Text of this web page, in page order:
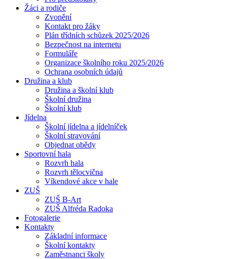
Žáci a rodiče
Zvonění
Kontakt pro žáky
Plán třídních schůzek 2025/2026
Bezpečnost na internetu
Formuláře
Organizace školního roku 2025/2026
Ochrana osobních údajů
Družina a klub
Družina a školní klub
Školní družina
Školní klub
Jídelna
Školní jídelna a jídelníček
Školní stravování
Objednat obědy
Sportovní hala
Rozvrh hala
Rozvrh tělocvična
Víkendové akce v hale
ZUŠ
ZUŠ B-Art
ZUŠ Alfréda Radoka
Fotogalerie
Kontakty
Základní informace
Školní kontakty
Zaměstnanci školy